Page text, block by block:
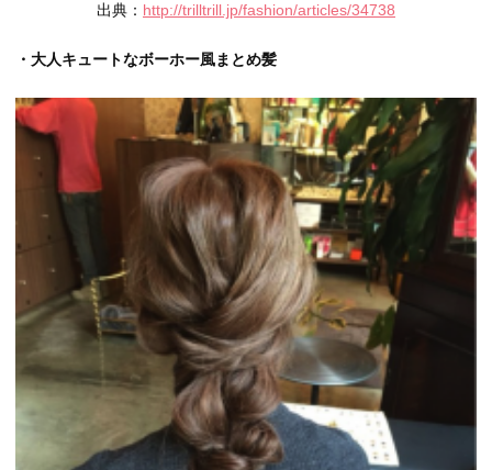
出典： http://trilltrill.jp/fashion/articles/34738
・大人キュートなボーホー風まとめ髪